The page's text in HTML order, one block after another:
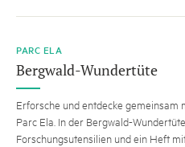
PARC ELA
Bergwald-Wundertüte
Erforsche und entdecke gemeinsam
Parc Ela. In der Bergwald-
Forschungsutensilien und ein Heft